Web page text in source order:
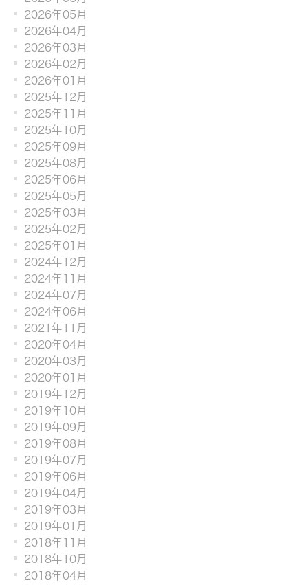
2026年05月
2026年04月
2026年03月
2026年02月
2026年01月
2025年12月
2025年11月
2025年10月
2025年09月
2025年08月
2025年06月
2025年05月
2025年03月
2025年02月
2025年01月
2024年12月
2024年11月
2024年07月
2024年06月
2021年11月
2020年04月
2020年03月
2020年01月
2019年12月
2019年10月
2019年09月
2019年08月
2019年07月
2019年06月
2019年04月
2019年03月
2019年01月
2018年11月
2018年10月
2018年04月